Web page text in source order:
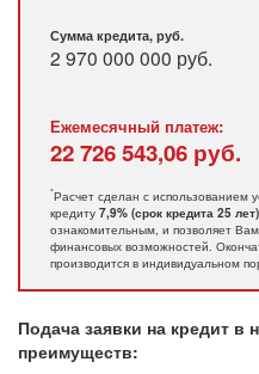
Сумма кредита, руб.
2 970 000 000 руб.
Ежемесячный платеж:
22 726 543,06 руб.
*Расчет сделан с использованием
кредиту 7,9% (срок кредита 25 лет)
ознакомительным, и позволяет
финансовых возможностей.
производится в индивидуальном
Подача заявки на кредит
преимуществ: